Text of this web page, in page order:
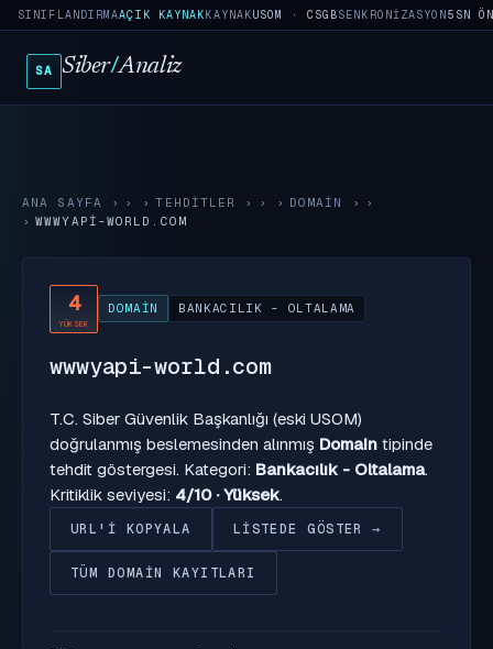
SINIFLANDIRMAAÇIK KAYNAKKAYNAKUSOM · CSGBSENKRONIZASYON5SN
SA Siber/Analiz
ANA SAYFA › TEHDITLER › DOMAIN
›
WWWYAPI-WORLD.COM
4
YÜKSEK
DOMAIN BANKACILIK - OLTALAMA
wwwyapi-world.com
T.C. Siber Güvenlik Başkanlığı (eski USOM)
doğrulanmış beslemesinden alınmış Domain tipinde
tehdit göstergesi. Kategori: Bankacılık - Oltalama.
Kritiklik seviyesi: 4/10 · Yüksek.
URL'I KOPYALA LISTEDE GÖSTER →
TÜM DOMAIN KAYITLARI